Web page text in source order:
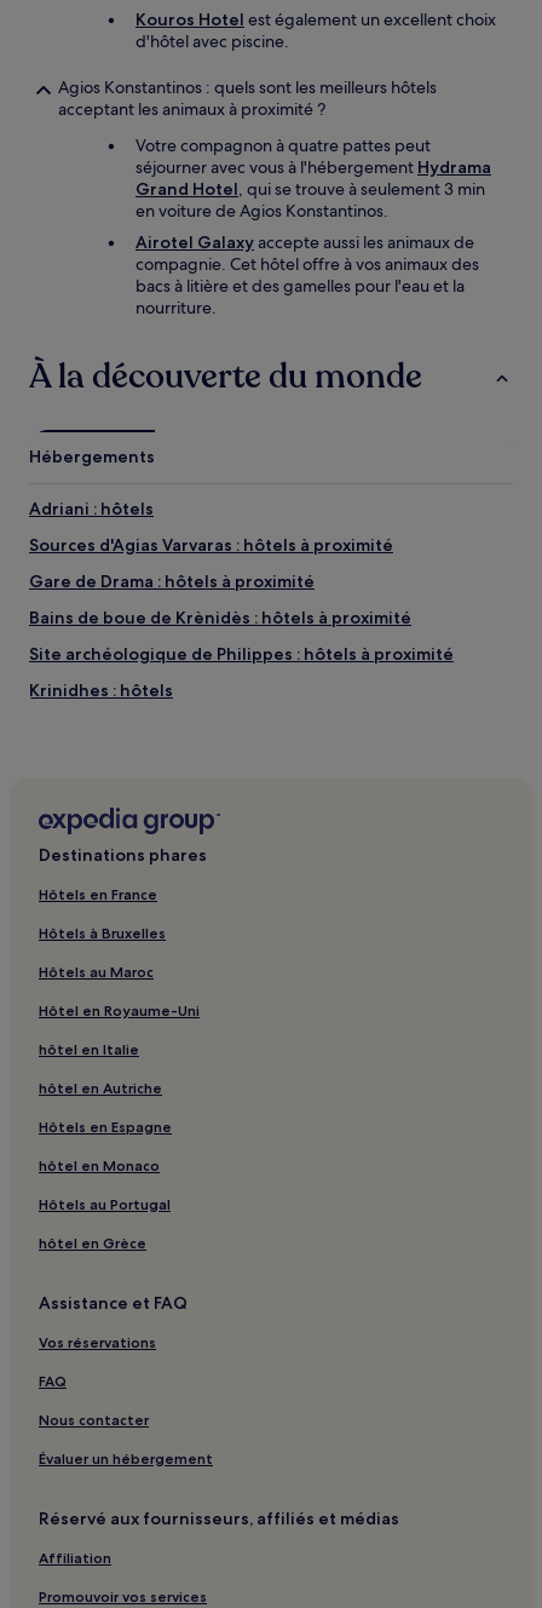
Kouros Hotel est également un excellent choix
d'hôtel avec piscine.
Agios Konstantinos : quels sont les meilleurs hôtels
acceptant les animaux à proximité ?
Votre compagnon à quatre pattes peut
séjourner avec vous à l'hébergement Hydrama
Grand Hotel, qui se trouve à seulement 3 min
en voiture de Agios Konstantinos.
Airotel Galaxy accepte aussi les animaux de
compagnie. Cet hôtel offre à vos animaux des
bacs à litière et des gamelles pour l'eau et la
nourriture.
À la découverte du monde
Hébergements
Adriani : hôtels
Sources d'Agias Varvaras : hôtels à proximité
Gare de Drama : hôtels à proximité
Bains de boue de Krènidès : hôtels à proximité
Site archéologique de Philippes : hôtels à proximité
Krinidhes : hôtels
Drama : hôtels Hôtels familiaux
Destinations phares
Hôtels en France
Hôtels à Bruxelles
Hôtels au Maroc
Hôtel en Royaume-Uni
hôtel en Italie
hôtel en Autriche
Hôtels en Espagne
hôtel en Monaco
Hôtels au Portugal
hôtel en Grèce
Assistance et FAQ
Vos réservations
FAQ
Nous contacter
Évaluer un hébergement
Réservé aux fournisseurs, affiliés et médias
Affiliation
Promouvoir vos services